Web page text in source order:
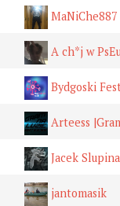
MaNiChe887
A ch*j w
Bydgoski
Artеess
Jacek Slupina
jantomasik